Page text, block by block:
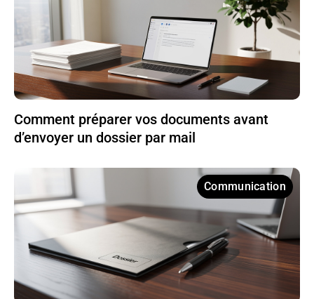
Comment préparer vos documents avant
d’envoyer un dossier par mail
Communication